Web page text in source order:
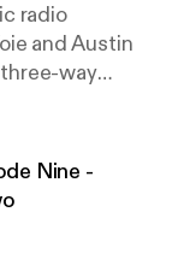
radio
and Austin
way
ruins of
and
Nine -